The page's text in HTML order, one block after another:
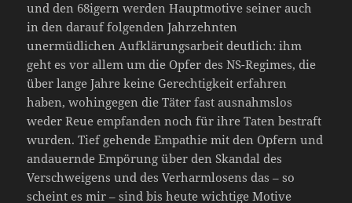
und den 68igern werden Hauptmotive seiner auch
in den darauf folgenden Jahrzehnten
unermüdlichen Aufklärungsarbeit deutlich: ihm
geht es vor allem um die Opfer des NS-Regimes, die
über lange Jahre keine Gerechtigkeit erfahren
haben, wohingegen die Täter fast ausnahmslos
weder Reue empfanden noch für ihre Taten bestraft
wurden. Tief gehende Empathie mit den Opfern und
andauernde Empörung über den Skandal des
Verschweigens und des Verharmlosens das – so
scheint es mir – sind bis heute wichtige Motive